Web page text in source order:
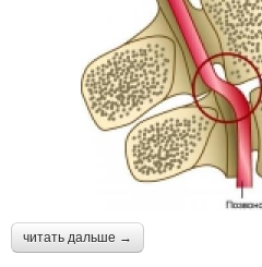
читать дальше →